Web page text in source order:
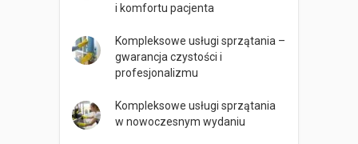
i komfortu pacjenta
Kompleksowe usługi sprzątania –
gwarancja czystości i
profesjonalizmu
Kompleksowe usługi sprzątania
w nowoczesnym wydaniu